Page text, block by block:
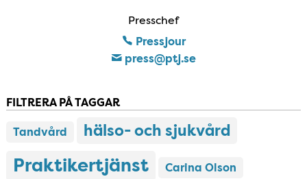
Presschef
Pressjour
press​@ptj​.se
FILTRERA PÅ TAGGAR
Tandvård hälso- och sjukvård
Praktikertjänst Carina Olson